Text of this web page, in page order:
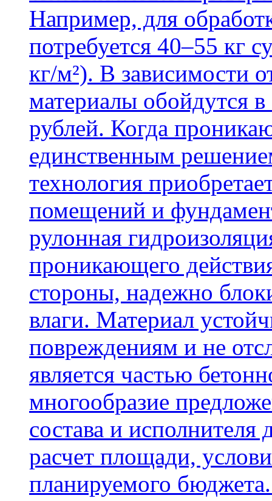
Например, для
потребуется 40–55 кг
кг/м²). В зависимости
материалы обойдутся
рублей. Когда
единственным
технология
помещений и
рулонная
проникающего
стороны, надежно
влаги. Материал
повреждениям и не
является частью
многообразие
состава и
расчет площади,
планируемого